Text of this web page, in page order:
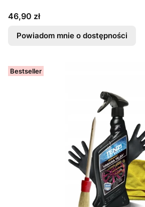
Cena
46,90 zł
Powiadom mnie o dostępności
Bestseller